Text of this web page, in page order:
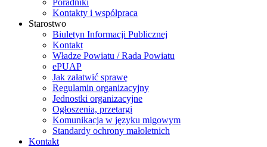
Kontakty i współpraca
Starostwo
Biuletyn Informacji Publicznej
Kontakt
Władze Powiatu / Rada Powiatu
ePUAP
Jak załatwić sprawę
Regulamin organizacyjny
Jednostki organizacyjne
Ogłoszenia, przetargi
Komunikacja w języku migowym
Standardy ochrony małoletnich
Kontakt